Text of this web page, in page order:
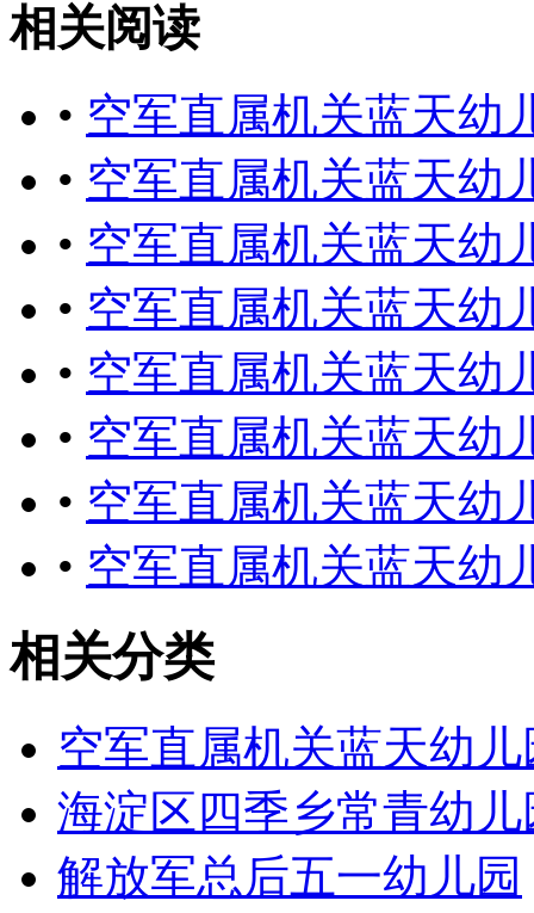
相关阅读
• 空军直属机关蓝天幼
• 空军直属机关蓝天幼
• 空军直属机关蓝天幼
• 空军直属机关蓝天幼
• 空军直属机关蓝天幼
• 空军直属机关蓝天幼
• 空军直属机关蓝天幼
• 空军直属机关蓝天幼
相关分类
空军直属机关蓝天幼儿
海淀区四季乡常青幼儿
解放军总后五一幼儿园